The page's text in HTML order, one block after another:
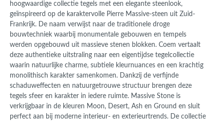
hoogwaardige collectie tegels met een elegante steenlook,
geïnspireerd op de karaktervolle Pierre Massive-steen uit Zuid-
Frankrijk. De naam verwijst naar de traditionele droge
bouwtechniek waarbij monumentale gebouwen en tempels
werden opgebouwd uit massieve stenen blokken. Coem vertaalt
deze authentieke uitstraling naar een eigentijdse tegelcollectie
waarin natuurlijke charme, subtiele kleurnuances en een krachtig
monolithisch karakter samenkomen. Dankzij de verfijnde
schaduweffecten en natuurgetrouwe structuur brengen deze
tegels sfeer en karakter in iedere ruimte. Massive Stone is
verkrijgbaar in de kleuren Moon, Desert, Ash en Ground en sluit
perfect aan bij moderne interieur- en exterieurtrends. De collectie